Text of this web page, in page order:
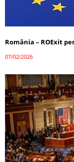
România – ROExit
07/02/2026